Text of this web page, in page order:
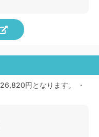
円となります。 ・